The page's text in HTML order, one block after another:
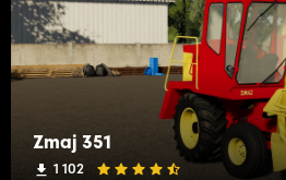
Zmaj 351
1 102